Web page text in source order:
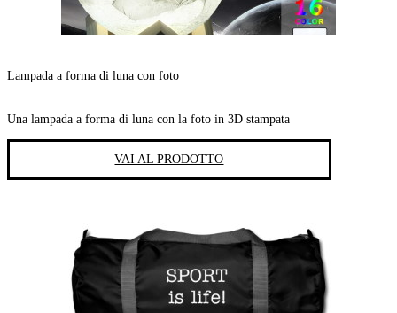
Lampada a forma di luna con foto
Una lampada a forma di luna con la foto in 3D stampata
VAI AL PRODOTTO